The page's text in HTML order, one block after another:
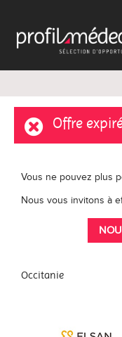
Offre
Vous ne pouvez plus
Nous vous invitons à
Occitanie